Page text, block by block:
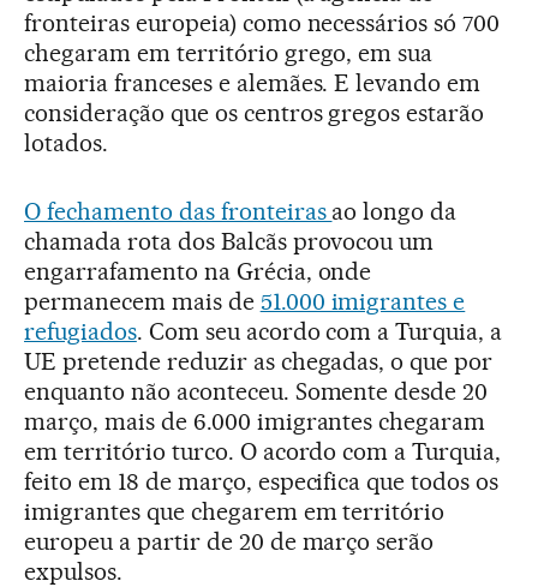
fronteiras europeia) como necessários só 700
chegaram em território grego, em sua
maioria franceses e alemães. E levando em
consideração que os centros gregos estarão
lotados.
O fechamento das fronteiras ao longo da
chamada rota dos Balcãs provocou um
engarrafamento na Grécia, onde
permanecem mais de 51.000 imigrantes e
refugiados. Com seu acordo com a Turquia, a
UE pretende reduzir as chegadas, o que por
enquanto não aconteceu. Somente desde 20
março, mais de 6.000 imigrantes chegaram
em território turco. O acordo com a Turquia,
feito em 18 de março, especifica que todos os
imigrantes que chegarem em território
europeu a partir de 20 de março serão
expulsos.